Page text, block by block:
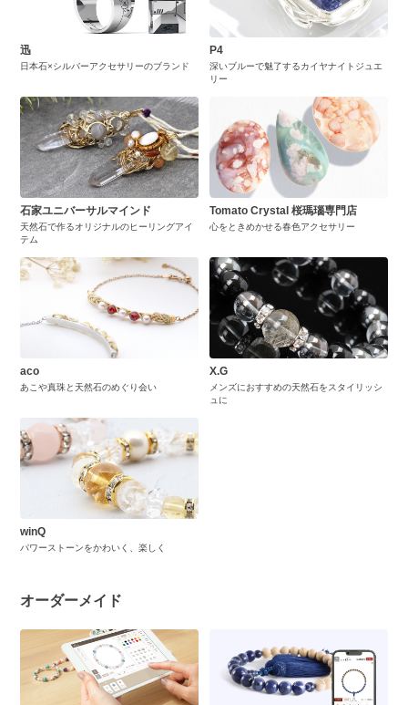
迅
日本石×シルバーアクセサリーのブランド
P4
深いブルーで魅了するカイヤナイトジュエ
リー
石家ユニバーサルマインド
天然石で作るオリジナルのヒーリングアイ
テム
Tomato Crystal 桜瑪瑙専門店
心をときめかせる春色アクセサリー
aco
あこや真珠と天然石のめぐり会い
X.G
メンズにおすすめの天然石をスタイリッシ
ュに
winQ
パワーストーンをかわいく、楽しく
オーダーメイド